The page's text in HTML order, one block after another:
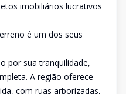
imobiliários lucrativos
é um dos seus
por sua tranquilidade,
A região oferece
com ruas arborizadas,